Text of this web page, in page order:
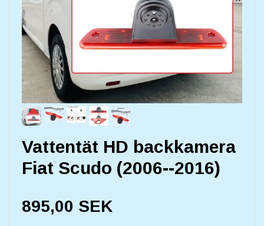
Vattentät HD backkamera
Fiat Scudo (2006--2016)
895,00 SEK